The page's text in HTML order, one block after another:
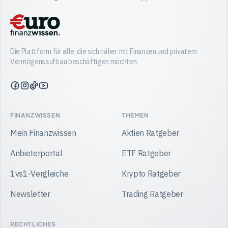
Die Plattform für alle, die sich näher mit Finanzen und privatem
Vermögensaufbau beschäftigen möchten.
Finanzwissen
Facebook
Finanzwissen
Instagram
Finanzwissen
TikTok
Finanzwissen
YouTube
FINANZWISSEN
Mein Finanzwissen
Anbieterportal
1vs1-Vergleiche
Newsletter
THEMEN
Aktien Ratgeber
ETF Ratgeber
Krypto Ratgeber
Trading Ratgeber
RECHTLICHES